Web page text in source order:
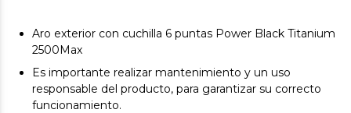
Aro exterior con cuchilla 6 puntas Power Black Titanium
2500Max
Es importante realizar mantenimiento y un uso
responsable del producto, para garantizar su correcto
funcionamiento.